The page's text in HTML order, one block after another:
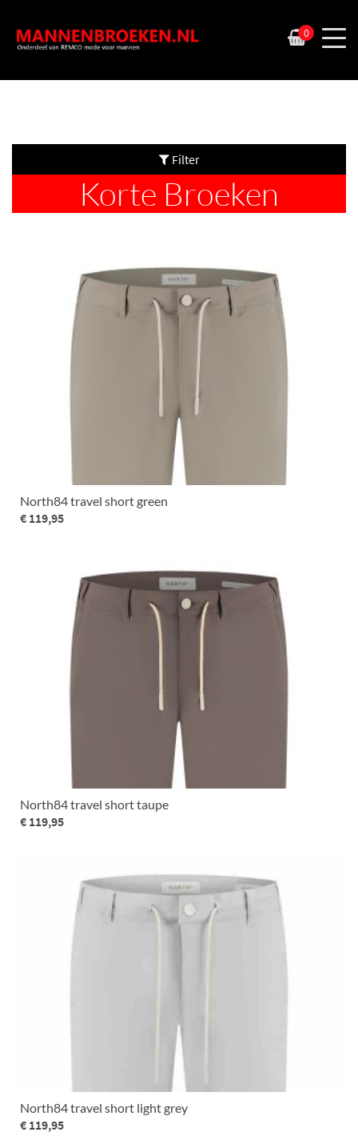
0
Korte Broeken
North84 travel short green
€ 119,95
North84 travel short taupe
€ 119,95
North84 travel short light grey
€ 119,95
Filter